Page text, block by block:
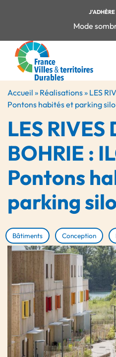
J'ADHÈRE
Mode
Accueil » Réalisations» LES
Pontons habités et parking
LES RIVES
BOHRIE :
Pontons
parking
Bâtiments Conception